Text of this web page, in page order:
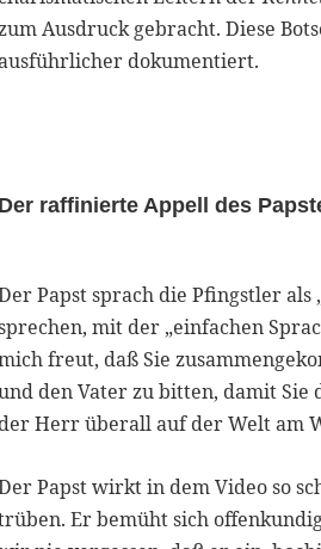
Ausdruck gebracht. Diese
dokumentiert.
Der raffinierte Appell des
Papst sprach die Pfingstler
mit der „einfachen
freut, daß Sie
den Vater zu bitten, damit Sie
Herr überall auf der Welt am
Papst wirkt in dem Video so
Er bemüht sich